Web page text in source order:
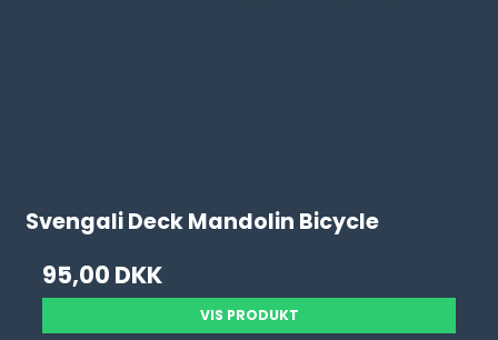
Svengali Deck Mandolin Bicycle
95,00 DKK
VIS PRODUKT